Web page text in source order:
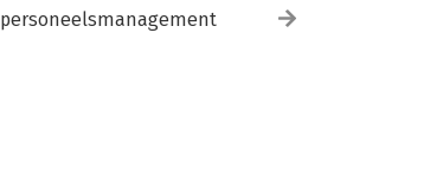
personeelsmanagement